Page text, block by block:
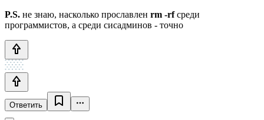
P.S. не знаю, насколько прославлен rm -rfсреди
программистов, а среди сисадминов - точно
Ответить